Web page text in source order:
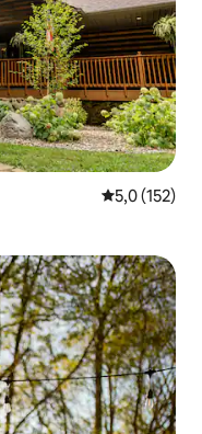
Xếp hạng
5,0 (152)